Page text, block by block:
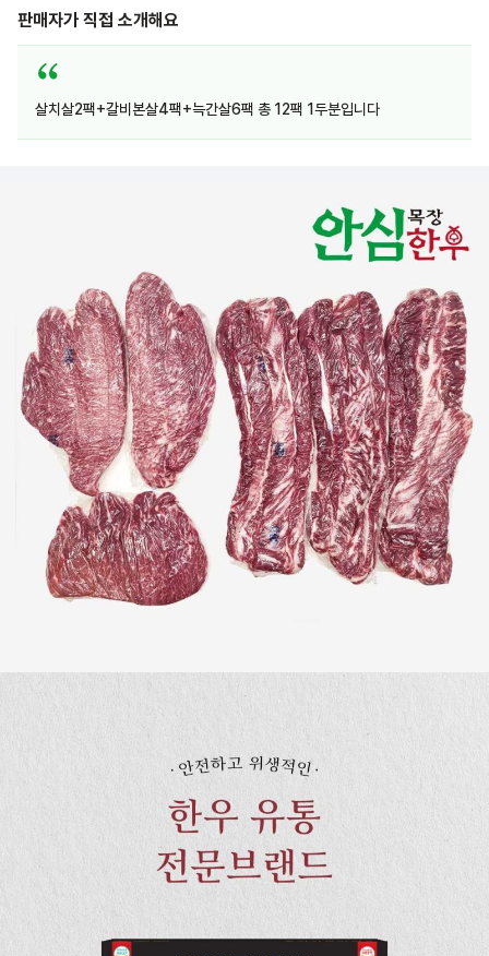
판매자가 직접 소개해요
살치살2팩+갈비본살4팩+늑간살6팩 총 12팩 1두분입니다